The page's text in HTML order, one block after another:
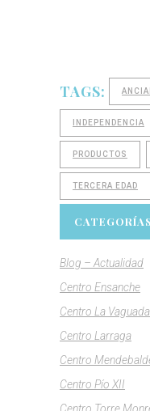
TAGS:
INDEPENDENCIA
PRODUCTOS
TERCERA EDAD
CATEGORÍAS
Blog – Actualidad
Centro Ensanche
Centro La Vaguada
Centro Larraga
Centro
Centro Pío XII